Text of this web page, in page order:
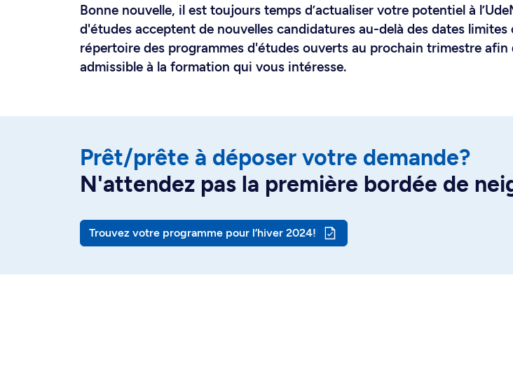
Bonne nouvelle, il est toujours temps d’actualiser votre potentiel à
d'études acceptent de nouvelles candidatures au-delà des dates
répertoire des programmes d'études ouverts au prochain trimestre
admissible à la formation qui vous intéresse.
Prêt/prête à déposer votre demande?
N'attendez pas la première bordée de
Trouvez votre programme pour l’hiver 2024!